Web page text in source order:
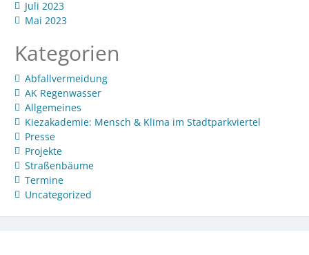
Juli 2023
Mai 2023
Kategorien
Abfallvermeidung
AK Regenwasser
Allgemeines
Kiezakademie: Mensch & Klima im Stadtparkviertel
Presse
Projekte
Straßenbäume
Termine
Uncategorized